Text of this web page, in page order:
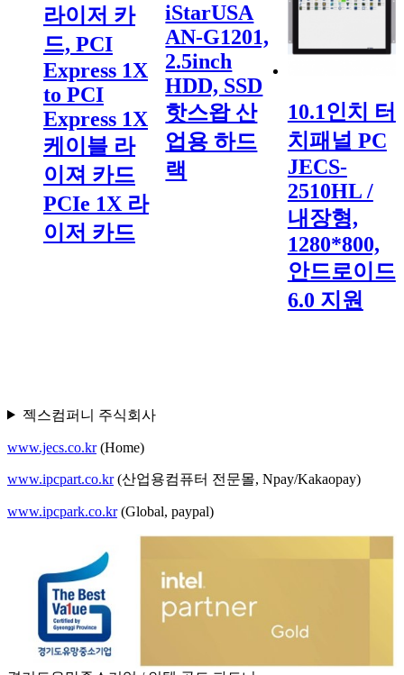
라이저 카
드, PCI
Express 1X
to PCI
Express 1X
케이블 라
이져 카드
PCIe 1X 라
이저 카드
iStarUSA
AN-G1201,
2.5inch
HDD, SSD
핫스왑 산
업용 하드
랙
10.1인치 터
치패널 PC
JECS-
2510HL /
내장형,
1280*800,
안드로이드
6.0 지원
젝스컴퍼니 주식회사
www.jecs.co.kr(Home)
www.ipcpart.co.kr(산업용컴퓨터 전문몰, Npay/Kakaopay)
www.ipcpark.co.kr(Global, paypal)